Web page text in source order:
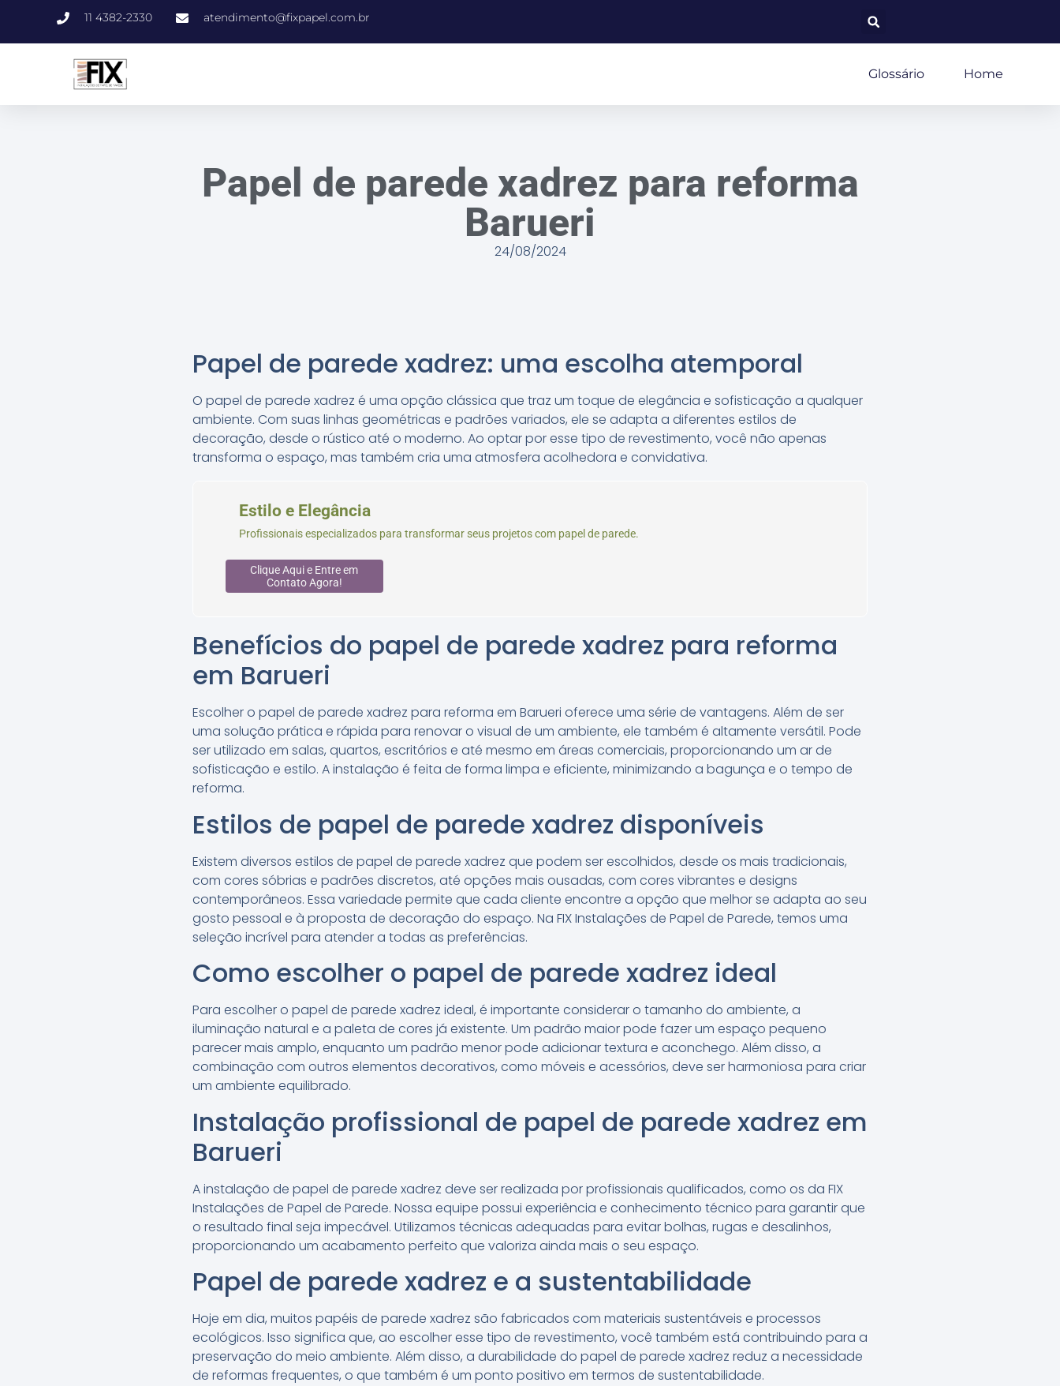
11 4382-2330 atendimento@fixpapel.com.br
Glossário Home
Papel de parede xadrez para reforma
Barueri
24/08/2024
Papel de parede xadrez: uma escolha atemporal
O papel de parede xadrez é uma opção clássica que traz um toque de elegância e sofisticação a qualquer
ambiente. Com suas linhas geométricas e padrões variados, ele se adapta a diferentes estilos de
decoração, desde o rústico até o moderno. Ao optar por esse tipo de revestimento, você não apenas
transforma o espaço, mas também cria uma atmosfera acolhedora e convidativa.
Estilo e Elegância
Profissionais especializados para transformar seus projetos com papel de parede.
Clique Aqui e Entre em
Contato Agora!
Benefícios do papel de parede xadrez para reforma
em Barueri
Escolher o papel de parede xadrez para reforma em Barueri oferece uma série de vantagens. Além de ser
uma solução prática e rápida para renovar o visual de um ambiente, ele também é altamente versátil. Pode
ser utilizado em salas, quartos, escritórios e até mesmo em áreas comerciais, proporcionando um ar de
sofisticação e estilo. A instalação é feita de forma limpa e eficiente, minimizando a bagunça e o tempo de
reforma.
Estilos de papel de parede xadrez disponíveis
Existem diversos estilos de papel de parede xadrez que podem ser escolhidos, desde os mais tradicionais,
com cores sóbrias e padrões discretos, até opções mais ousadas, com cores vibrantes e designs
contemporâneos. Essa variedade permite que cada cliente encontre a opção que melhor se adapta ao seu
gosto pessoal e à proposta de decoração do espaço. Na FIX Instalações de Papel de Parede, temos uma
seleção incrível para atender a todas as preferências.
Como escolher o papel de parede xadrez ideal
Para escolher o papel de parede xadrez ideal, é importante considerar o tamanho do ambiente, a
iluminação natural e a paleta de cores já existente. Um padrão maior pode fazer um espaço pequeno
parecer mais amplo, enquanto um padrão menor pode adicionar textura e aconchego. Além disso, a
combinação com outros elementos decorativos, como móveis e acessórios, deve ser harmoniosa para criar
um ambiente equilibrado.
Instalação profissional de papel de parede xadrez em
Barueri
A instalação de papel de parede xadrez deve ser realizada por profissionais qualificados, como os da FIX
Instalações de Papel de Parede. Nossa equipe possui experiência e conhecimento técnico para garantir que
o resultado final seja impecável. Utilizamos técnicas adequadas para evitar bolhas, rugas e desalinhos,
proporcionando um acabamento perfeito que valoriza ainda mais o seu espaço.
Papel de parede xadrez e a sustentabilidade
Hoje em dia, muitos papéis de parede xadrez são fabricados com materiais sustentáveis e processos
ecológicos. Isso significa que, ao escolher esse tipo de revestimento, você também está contribuindo para a
preservação do meio ambiente. Além disso, a durabilidade do papel de parede xadrez reduz a necessidade
de reformas frequentes, o que também é um ponto positivo em termos de sustentabilidade.